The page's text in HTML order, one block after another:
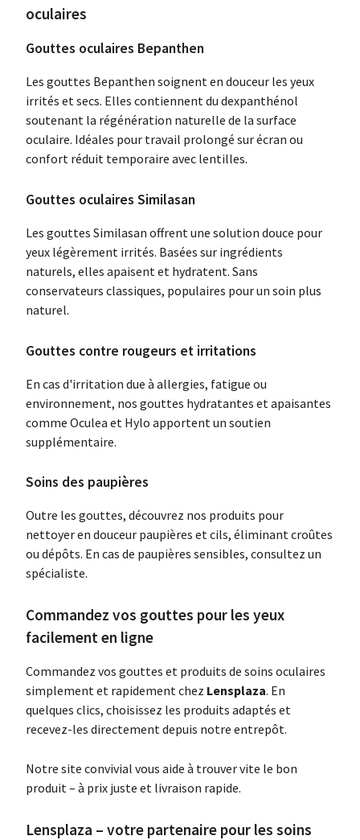
oculaires
Gouttes oculaires Bepanthen
Les gouttes Bepanthen soignent en douceur les yeux
irrités et secs. Elles contiennent du dexpanthénol
soutenant la régénération naturelle de la surface
oculaire. Idéales pour travail prolongé sur écran ou
confort réduit temporaire avec lentilles.
Gouttes oculaires Similasan
Les gouttes Similasan offrent une solution douce pour
yeux légèrement irrités. Basées sur ingrédients
naturels, elles apaisent et hydratent. Sans
conservateurs classiques, populaires pour un soin plus
naturel.
Gouttes contre rougeurs et irritations
En cas d'irritation due à allergies, fatigue ou
environnement, nos gouttes hydratantes et apaisantes
comme Oculea et Hylo apportent un soutien
supplémentaire.
Soins des paupières
Outre les gouttes, découvrez nos produits pour
nettoyer en douceur paupières et cils, éliminant croûtes
ou dépôts. En cas de paupières sensibles, consultez un
spécialiste.
Commandez vos gouttes pour les yeux
facilement en ligne
Commandez vos gouttes et produits de soins oculaires
simplement et rapidement chez Lensplaza. En
quelques clics, choisissez les produits adaptés et
recevez-les directement depuis notre entrepôt.
Notre site convivial vous aide à trouver vite le bon
produit – à prix juste et livraison rapide.
Lensplaza – votre partenaire pour les soins